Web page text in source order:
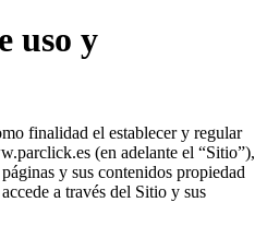
uso y
finalidad el establecer y regular
(en adelante el “Sitio”),
y sus contenidos propiedad
a través del Sitio y sus